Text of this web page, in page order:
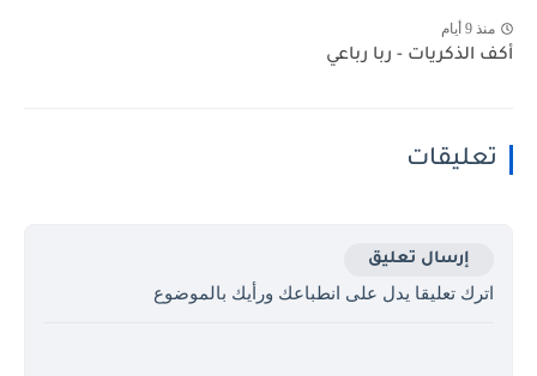
منذ 9 أيام
أكف الذكريات - ربا رباعي
تعليقات
إرسال تعليق
اترك تعليقا يدل على انطباعك ورأيك بالموضوع